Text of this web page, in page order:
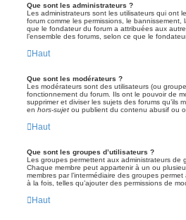
Que sont les administrateurs ?
Les administrateurs sont les utilisateurs qui ont
forum comme les permissions, le
que le fondateur du forum a attribuées aux
l’ensemble des forums, selon ce que le
Haut
Que sont les modérateurs ?
Les modérateurs sont des utilisateurs (ou
fonctionnement du forum. Ils ont le pouvoir de
supprimer et diviser les sujets des forums
en hors-sujet ou publient du contenu abusif ou
Haut
Que sont les groupes d’utilisateurs ?
Les groupes permettent aux administrateurs de
Chaque membre peut appartenir à un ou
membres par l’intermédiaire des groupes
à la fois, telles qu’ajouter des permissions de
Haut